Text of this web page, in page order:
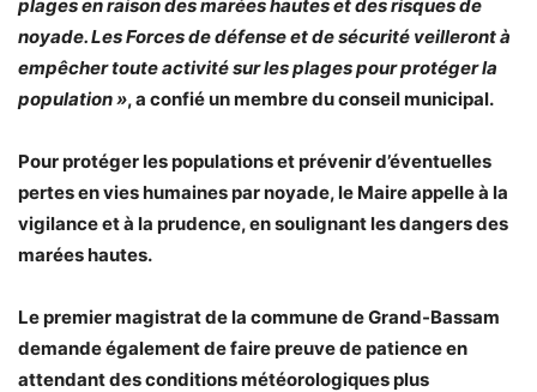
plages en raison des marées hautes et des risques de
noyade. Les Forces de défense et de sécurité veilleront à
empêcher toute activité sur les plages pour protéger la
population », a confié un membre du conseil municipal.
Pour protéger les populations et prévenir d’éventuelles
pertes en vies humaines par noyade, le Maire appelle à la
vigilance et à la prudence, en soulignant les dangers des
marées hautes.
Le premier magistrat de la commune de Grand-Bassam
demande également de faire preuve de patience en
attendant des conditions météorologiques plus